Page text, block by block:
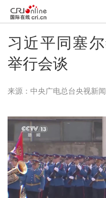
习近平同塞
举行会谈
来源： 中央广电总台央视新